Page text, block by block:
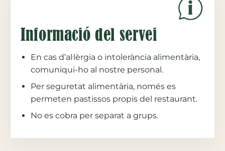
Informació del servei
En cas d’al·lèrgia o intolerància alimentària,
comuniqui-ho al nostre personal.
Per seguretat alimentària, només es
permeten pastissos propis del restaurant.
No es cobra per separat a grups.